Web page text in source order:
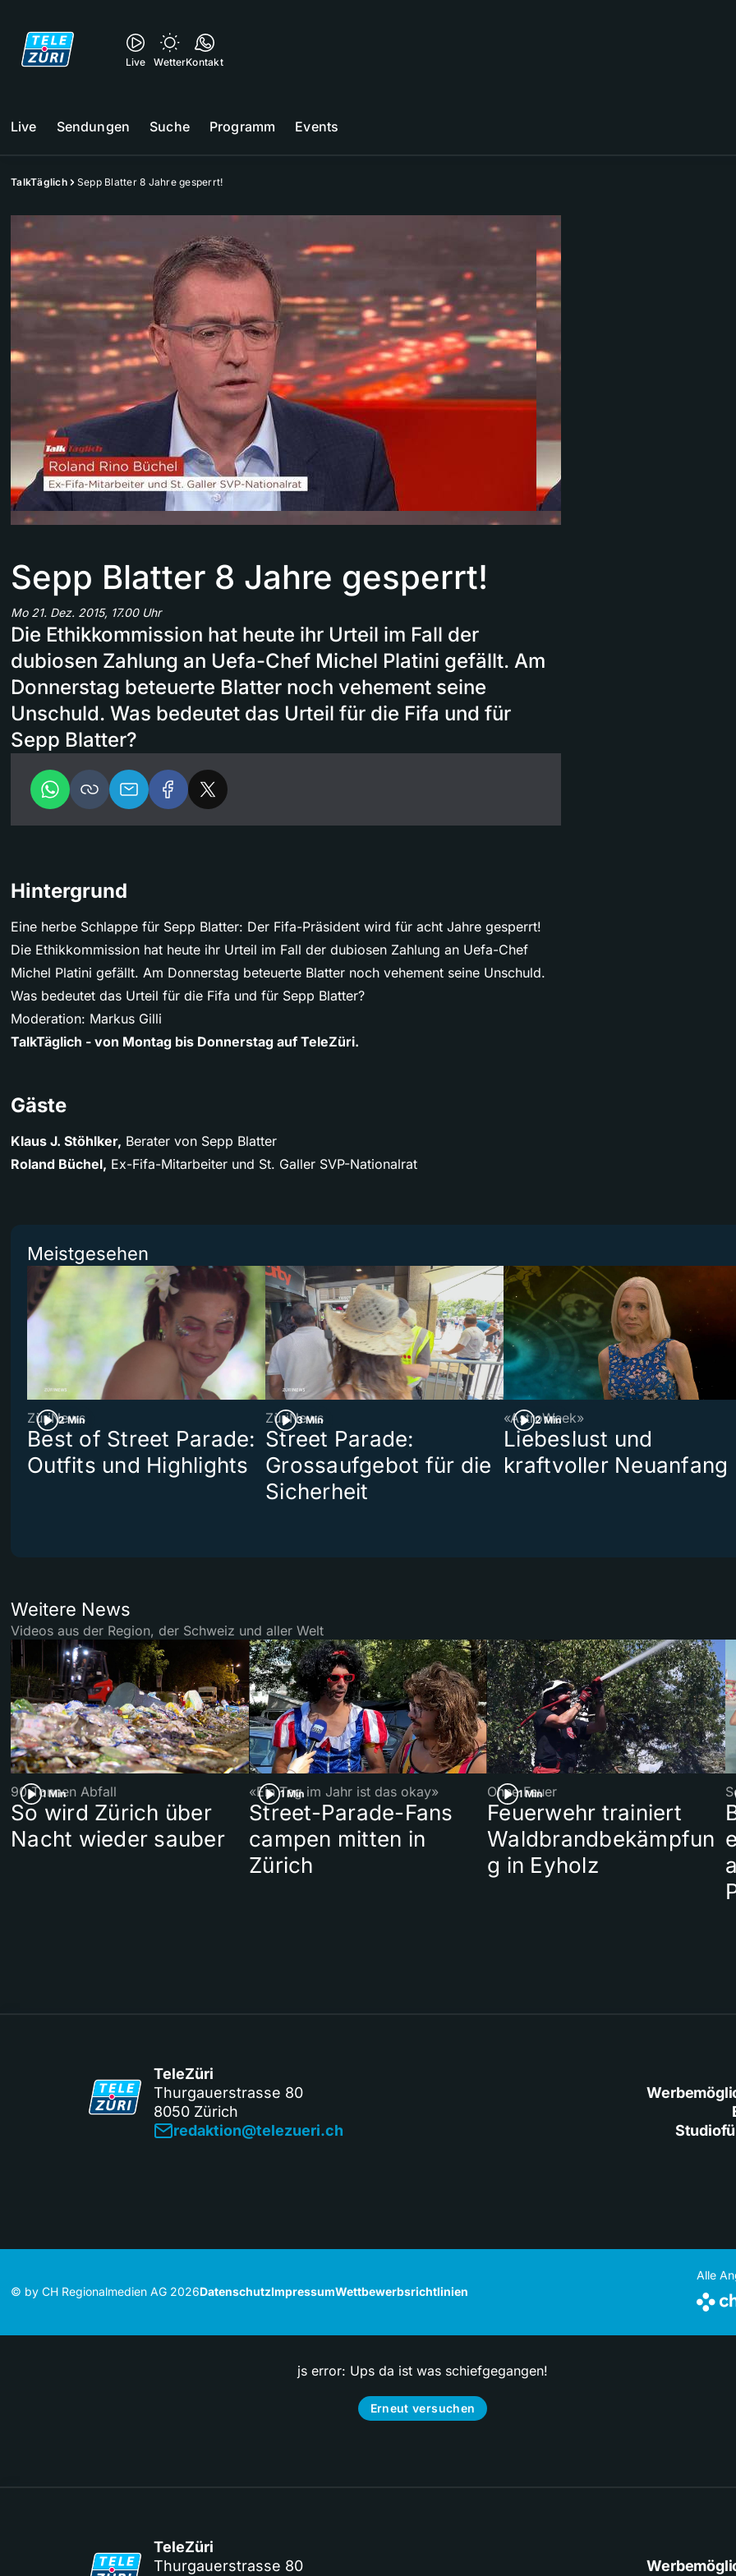
Live WetterKontakt
Live Sendungen Suche Programm Events
TalkTäglich Sepp Blatter 8 Jahre gesperrt!
Sepp Blatter 8 Jahre gesperrt!
Mo 21. Dez. 2015, 17.00 Uhr
Die Ethikkommission hat heute ihr Urteil im Fall der
dubiosen Zahlung an Uefa-Chef Michel Platini gefällt. Am
Donnerstag beteuerte Blatter noch vehement seine
Unschuld. Was bedeutet das Urteil für die Fifa und für
Sepp Blatter?
Hintergrund
Eine herbe Schlappe für Sepp Blatter: Der Fifa-Präsident wird für acht Jahre gesperrt!
Die Ethikkommission hat heute ihr Urteil im Fall der dubiosen Zahlung an Uefa-Chef
Michel Platini gefällt. Am Donnerstag beteuerte Blatter noch vehement seine Unschuld.
Was bedeutet das Urteil für die Fifa und für Sepp Blatter?
Moderation: Markus Gilli
TalkTäglich - von Montag bis Donnerstag auf TeleZüri.
Gäste
Klaus J. Stöhlker, Berater von Sepp Blatter
Roland Büchel, Ex-Fifa-Mitarbeiter und St. Galler SVP-Nationalrat
Meistgesehen
2 Min
ZüriNews
Best of Street Parade:
Outfits und Highlights
3 Min
ZüriNews
Street Parade:
Grossaufgebot für die
Sicherheit
2 Min
«AstroWeek»
Liebeslust und
kraftvoller Neuanfang
Weitere News
Videos aus der Region, der Schweiz und aller Welt
1 Min
90 Tonnen Abfall
So wird Zürich über
Nacht wieder sauber
1 Min
«Ein Tag im Jahr ist das okay»
Street-Parade-Fans
campen mitten in
Zürich
1 Min
Ohne Feuer
Feuerwehr trainiert
Waldbrandbekämpfun
g in Eyholz
TeleZüri
Thurgauerstrasse 80
8050 Zürich
redaktion@telezueri.ch
© by CH Regionalmedien AG 2026DatenschutzImpressumWettbewerbsrichtlinien
Alle
js error: Ups da ist was schiefgegangen!
Erneut versuchen
TeleZüri
Thurgauerstrasse 80